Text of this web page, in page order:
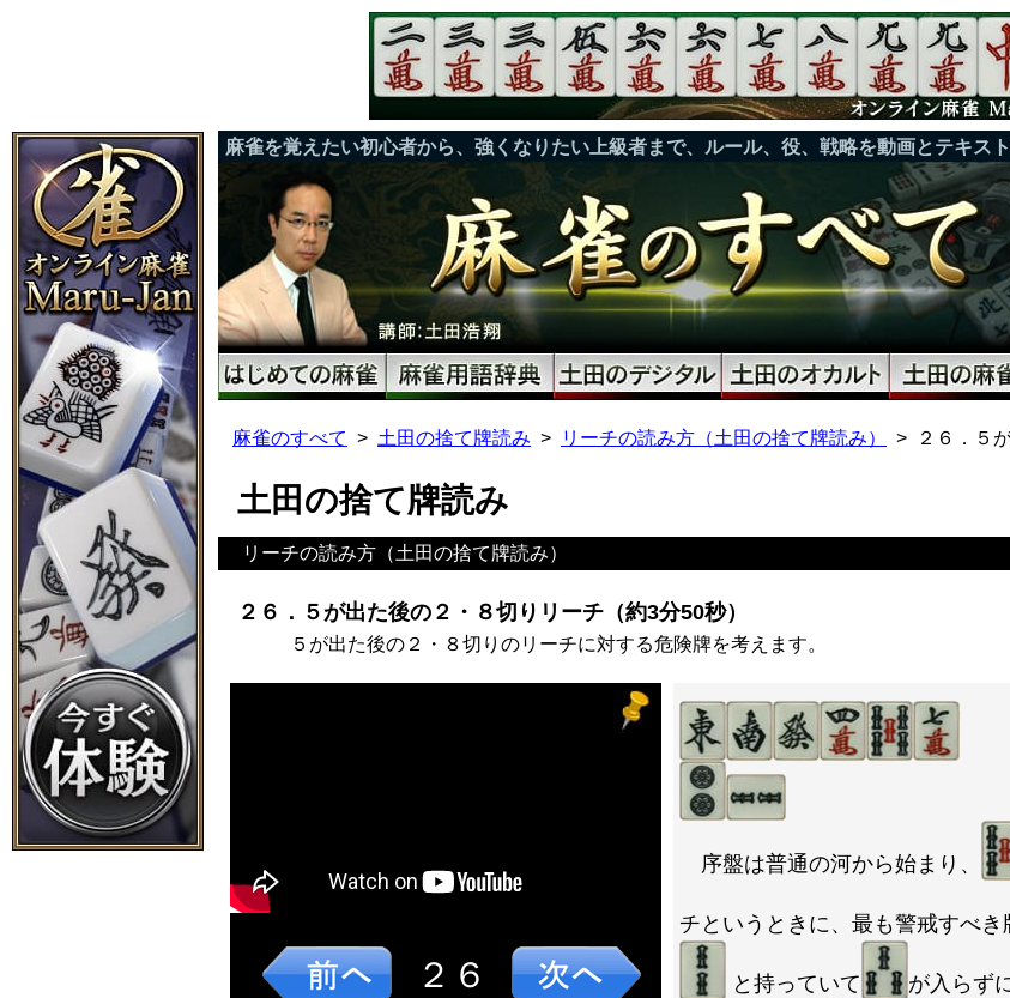
麻雀を覚えたい初心者から、強くなりたい上級者まで、ルール、役、戦略を動画とテキス
麻雀のすべて 土田の捨て牌読み リーチの読み方（土田の捨て牌読み） ２６．５
土田の捨て牌読み
リーチの読み方（土田の捨て牌読み）
２６．５が出た後の２・８切りリーチ（約3分50秒）
５が出た後の２・８切りのリーチに対する危険牌を考えます。
２６
序盤は普通の河から始まり、
チというときに、最も警戒すべき
と持っていて が入らず